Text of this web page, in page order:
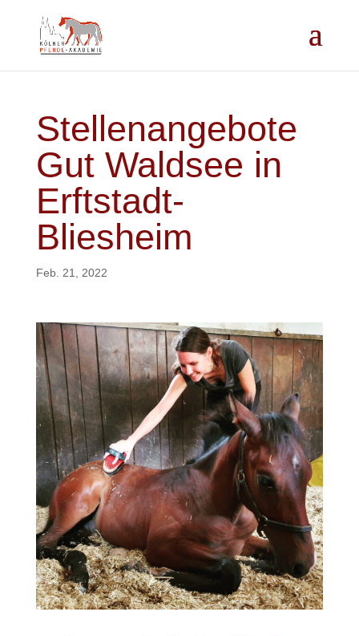
Stellenangebote
Gut Waldsee in
Erftstadt-
Bliesheim
Feb. 21, 2022